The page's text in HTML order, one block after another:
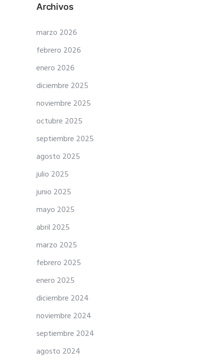
Archivos
marzo 2026
febrero 2026
enero 2026
diciembre 2025
noviembre 2025
octubre 2025
septiembre 2025
agosto 2025
julio 2025
junio 2025
mayo 2025
abril 2025
marzo 2025
febrero 2025
enero 2025
diciembre 2024
noviembre 2024
septiembre 2024
agosto 2024